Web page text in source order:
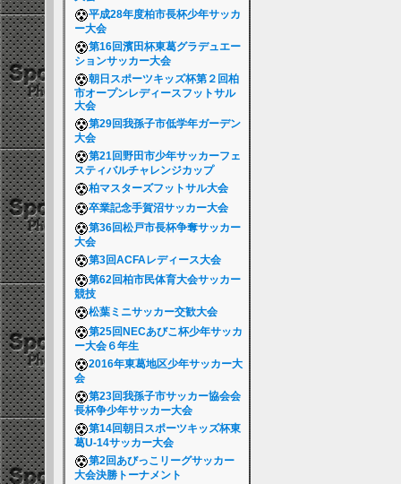
平成28年度柏市長杯少年サッカ
ー大会
第16回濱田杯東葛グラデュエー
ションサッカー大会
朝日スポーツキッズ杯第２回柏
市オープンレディースフットサル
大会
第29回我孫子市低学年ガーデン
大会
第21回野田市少年サッカーフェ
スティバルチャレンジカップ
柏マスターズフットサル大会
卒業記念手賀沼サッカー大会
第36回松戸市長杯争奪サッカー
大会
第3回ACFAレディース大会
第62回柏市民体育大会サッカー
競技
松葉ミニサッカー交歓大会
第25回NECあびこ杯少年サッカ
ー大会６年生
2016年東葛地区少年サッカー大
会
第23回我孫子市サッカー協会会
長杯争少年サッカー大会
第14回朝日スポーツキッズ杯東
葛U-14サッカー大会
第2回あびっこリーグサッカー
大会決勝トーナメント